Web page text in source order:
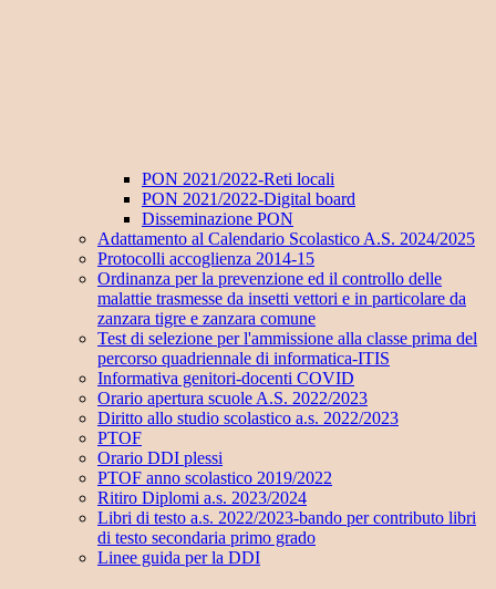
PON 2021/2022-Reti locali
PON 2021/2022-Digital board
Disseminazione PON
Adattamento al Calendario Scolastico A.S. 2024/2025
Protocolli accoglienza 2014-15
Ordinanza per la prevenzione ed il controllo delle
malattie trasmesse da insetti vettori e in particolare da
zanzara tigre e zanzara comune
Test di selezione per l'ammissione alla classe prima del
percorso quadriennale di informatica-ITIS
Informativa genitori-docenti COVID
Orario apertura scuole A.S. 2022/2023
Diritto allo studio scolastico a.s. 2022/2023
PTOF
Orario DDI plessi
PTOF anno scolastico 2019/2022
Ritiro Diplomi a.s. 2023/2024
Libri di testo a.s. 2022/2023-bando per contributo libri
di testo secondaria primo grado
Linee guida per la DDI